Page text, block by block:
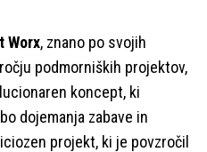
Worx, znano po svojih
podmorniških projektov,
koncept, ki
dojemanja zabave in
projekt, ki je povzročil